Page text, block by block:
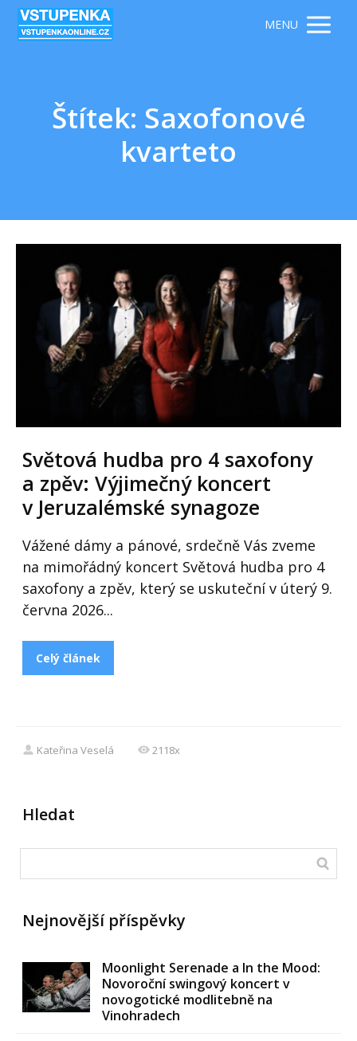
MENU
Štítek: Saxofonové
kvarteto
Světová hudba pro 4 saxofony
a zpěv: Výjimečný koncert
v Jeruzalémské synagoze
Vážené dámy a pánové, srdečně Vás zveme
na mimořádný koncert Světová hudba pro 4
saxofony a zpěv, který se uskuteční v úterý 9.
června 2026...
Celý článek
Kateřina Veselá 2118x
Hledat
Nejnovější příspěvky
Moonlight Serenade a In the Mood:
Novoroční swingový koncert v
novogotické modlitebně na
Vinohradech